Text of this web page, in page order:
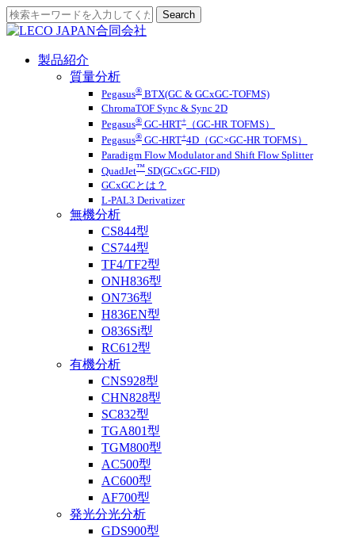
製品紹介
質量分析
Pegasus® BTX(GC & GCxGC-TOFMS)
ChromaTOF Sync & Sync 2D
Pegasus® GC-HRT+
（GC-HR TOFMS）
Pegasus® GC-HRT+4D（GC×GC-HR TOFMS）
Paradigm Flow Modulator and Shift Flow Splitter
QuadJet™ SD(GCxGC-FID)
GCxGCとは？
L-PAL3 Derivatizer
無機分析
CS844型
CS744型
TF4/TF2型
ONH836型
ON736型
H836EN型
O836Si型
RC612型
有機分析
CNS928型
CHN828型
SC832型
TGA801型
TGM800型
AC500型
AC600型
AF700型
発光分光分析
GDS900型